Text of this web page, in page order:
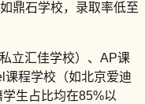
鼎石学校，录取率低至
立汇佳学校）、AP课
程学校（如北京爱迪
生占比均在85%以